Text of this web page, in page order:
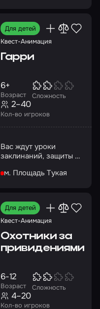
Для детей
Квест-Анимация
Гарри
Возраст
6+
Сложность
Кол-во игроков
2–40
Вас ждут уроки
заклинаний, защиты от
зельеварения и
м. Площадь Тукая
Для детей
Квест-Анимация
Охотники за
привидениями
Возраст
6-12
Сложность
Кол-во игроков
4–20